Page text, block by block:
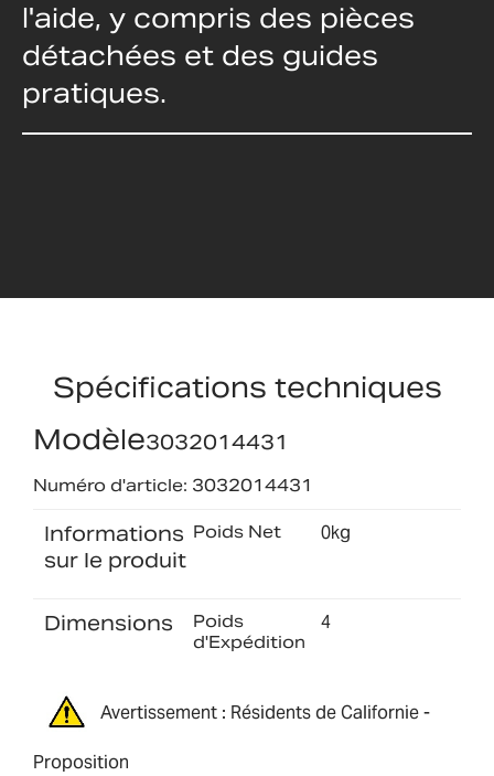
l'aide, y compris des pièces
détachées et des guides
pratiques.
Spécifications techniques
Modèle3032014431
Numéro d'article: 3032014431
Informations
sur le produit
Poids Net 0kg
Dimensions
Poids
d'Expédition
4
Avertissement : Résidents de Californie -
Proposition